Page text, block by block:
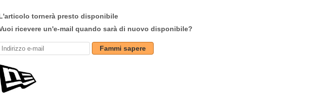
tornerà presto disponibile
ricevere un'e-mail quando sarà di nuovo disponibile?
Fammi sapere